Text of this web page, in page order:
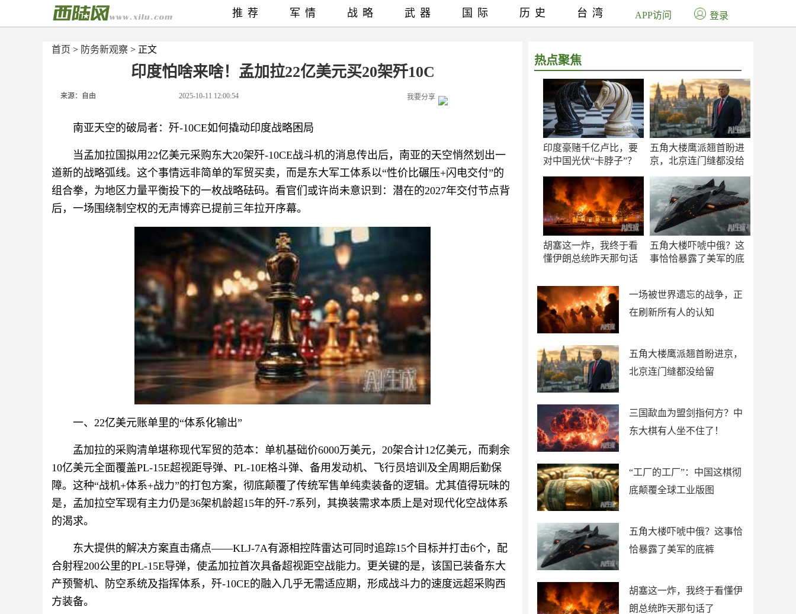
首页 > 防务新观察 > 正文
印度怕啥来啥！孟加拉22亿美元买20架歼10C
来源：自由 2025-10-11 12:00:54 我要分享
南亚天空的破局者：歼-10CE如何撬动印度战略困局
当孟加拉国拟用22亿美元采购东大20架歼-10CE战斗机的消息传出后，南亚的天空悄然划出一
道新的战略弧线。这个事情远非简单的军贸买卖，而是东大军工体系以“性价比碾压+闪电交付”的
组合拳，为地区力量平衡投下的一枚战略砝码。看官们或许尚未意识到：潜在的2027年交付节点背
后，一场围绕制空权的无声博弈已提前三年拉开序幕。
一、22亿美元账单里的“体系化输出”
孟加拉的采购清单堪称现代军贸的范本：单机基础价6000万美元，20架合计12亿美元，而剩余
10亿美元全面覆盖PL-15E超视距导弹、PL-10E格斗弹、备用发动机、飞行员培训及全周期后勤保
障。这种“战机+体系+战力”的打包方案，彻底颠覆了传统军售单纯卖装备的逻辑。尤其值得玩味的
是，孟加拉空军现有主力仍是36架机龄超15年的歼-7系列，其换装需求本质上是对现代化空战体系
的渴求。
东大提供的解决方案直击痛点——KLJ-7A有源相控阵雷达可同时追踪15个目标并打击6个，配
合射程200公里的PL-15E导弹，使孟加拉首次具备超视距空战能力。更关键的是，该国已装备东大
产预警机、防空系统及指挥体系，歼-10CE的融入几乎无需适应期，形成战斗力的速度远超采购西
方装备。
热点聚焦
印度豪赌千亿卢比，要
对中国光伏“卡脖子”？
五角大楼鹰派翘首盼进
京，北京连门缝都没给
胡塞这一炸，我终于看
懂伊朗总统昨天那句话
五角大楼吓唬中俄？这
事恰恰暴露了美军的底
一场被世界遗忘的战争，正
在刷新所有人的认知
五角大楼鹰派翘首盼进京，
北京连门缝都没给留
三国歃血为盟剑指何方？中
东大棋有人坐不住了！
“工厂的工厂”：中国这棋彻
底颠覆全球工业版图
五角大楼吓唬中俄？这事恰
恰暴露了美军的底裤
胡塞这一炸，我终于看懂伊
朗总统昨天那句话了
推荐 军情 战略 武器 国际 历史 台湾 APP访问 登录